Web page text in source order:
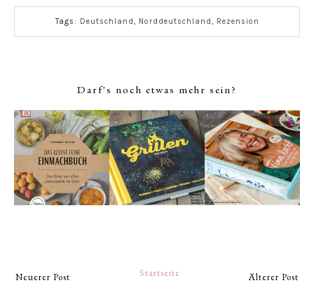
Tags: Deutschland, Norddeutschland, Rezension
Darf's noch etwas mehr sein?
Neuerer Post Älterer Post
Startseite